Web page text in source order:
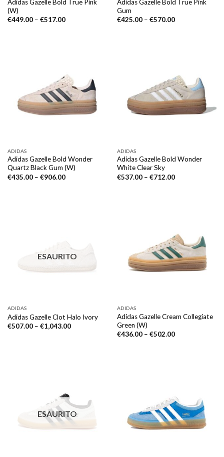
Adidas Gazelle Bold True Pink
(W)
€449.00– €517.00
Adidas Gazelle Bold True Pink
Gum
€425.00– €570.00
ADIDAS
Adidas Gazelle Bold Wonder
Quartz Black Gum (W)
€435.00– €906.00
ADIDAS
Adidas Gazelle Bold Wonder
White Clear Sky
€537.00– €712.00
ESAURITO
ADIDAS
Adidas Gazelle Clot Halo Ivory
€507.00– €1,043.00
ADIDAS
Adidas Gazelle Cream Collegiate
Green (W)
€436.00– €502.00
ESAURITO